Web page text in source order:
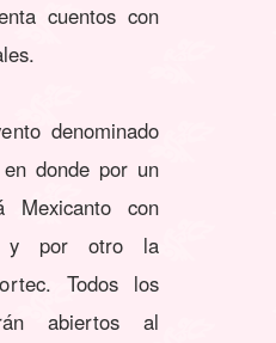
cuentos con
denominado
en donde por un
Mexicanto con
y por otro la
Todos los
abiertos al